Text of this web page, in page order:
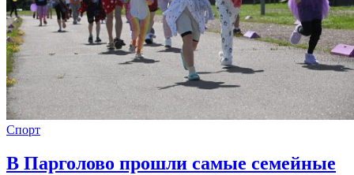
Спорт
В Парголово прошли самые семейные